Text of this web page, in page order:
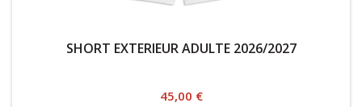
SHORT EXTERIEUR ADULTE 2026/2027
Prix
45,00 €